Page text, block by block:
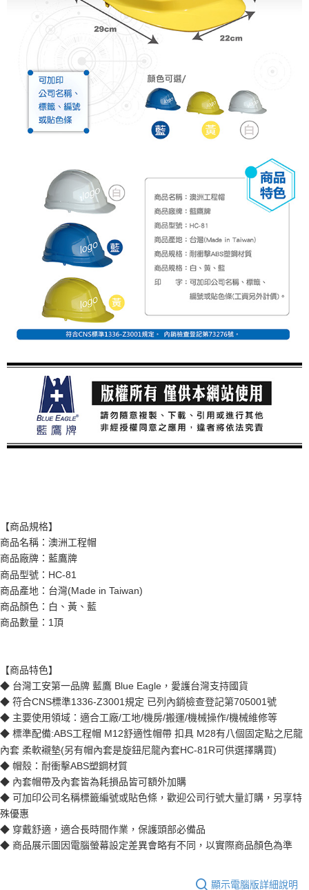
【商品規格】
商品名稱：澳洲工程帽
商品廠牌：藍鷹牌
商品型號：HC-81
商品產地：台灣(Made in Taiwan)
商品顏色：白、黃、藍
商品數量：1頂
【商品特色】
◆ 台灣工安第一品牌 藍鷹 Blue Eagle，愛護台灣支持國貨
◆ 符合CNS標準1336-Z3001規定 已列內銷檢查登記第705001號
◆ 主要使用領域：適合工廠/工地/機房/搬運/機械操作/機械維修等
◆ 標準配備:ABS工程帽 M12舒適性帽帶 扣具 M28有八個固定點之尼龍
內套 柔軟襯墊(另有帽內套是旋鈕尼龍內套HC-81R可供選擇購買)
◆ 帽殼：耐衝擊ABS塑鋼材質
◆ 內套帽帶及內套皆為耗損品皆可額外加購
◆ 可加印公司名稱標籤編號或貼色條，歡迎公司行號大量訂購，另享特
殊優惠
◆ 穿戴舒適，適合長時間作業，保護頭部必備品
◆ 商品展示圖因電腦螢幕設定差異會略有不同，以實際商品顏色為準
顯示電腦版詳細說明